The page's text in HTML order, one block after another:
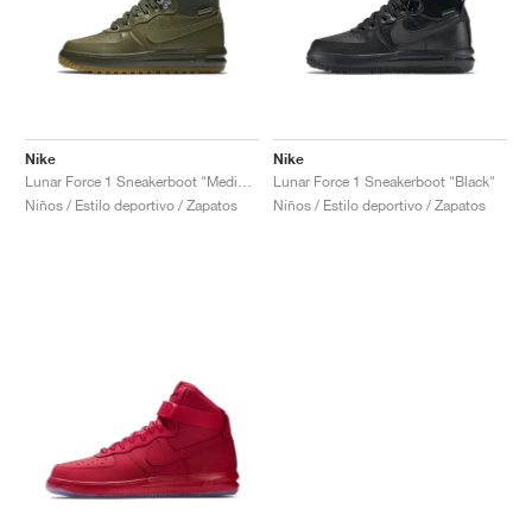
Nike
Niños / Estilo deportivo / Zapatos
Nike
Lunar Force 1 Sneakerboot "Black"
Niños / Estilo deportivo / Zapatos